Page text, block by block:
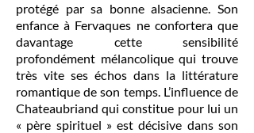
protégé par sa bonne alsacienne. Son
enfance à Fervaques ne confortera que
davantage cette sensibilité
profondément mélancolique qui trouve
très vite ses échos dans la littérature
romantique de son temps. L’influence de
Chateaubriand qui constitue pour lui un
« père spirituel » est décisive dans son